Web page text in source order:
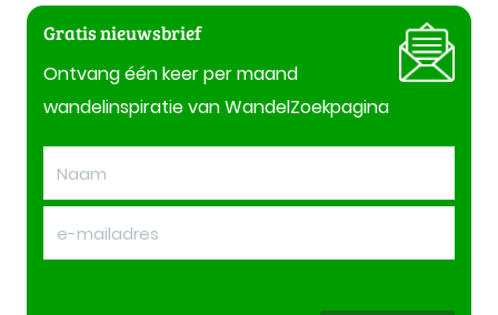
Gratis nieuwsbrief
Ontvang één keer per maand
wandelinspiratie van WandelZoekpagina